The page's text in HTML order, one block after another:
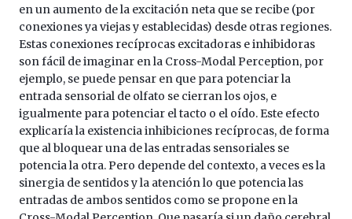
en un aumento de la excitación neta que se recibe (por
conexiones ya viejas y establecidas) desde otras regiones.
Estas conexiones recíprocas excitadoras e inhibidoras
son fácil de imaginar en la Cross-Modal Perception, por
ejemplo, se puede pensar en que para potenciar la
entrada sensorial de olfato se cierran los ojos, e
igualmente para potenciar el tacto o el oído. Este efecto
explicaría la existencia inhibiciones recíprocas, de forma
que al bloquear una de las entradas sensoriales se
potencia la otra. Pero depende del contexto, a veces es la
sinergia de sentidos y la atención lo que potencia las
entradas de ambos sentidos como se propone en la